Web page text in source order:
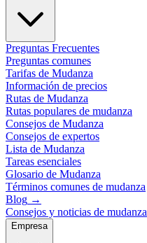
Preguntas Frecuentes
Preguntas comunes
Tarifas de Mudanza
Información de precios
Rutas de Mudanza
Rutas populares de mudanza
Consejos de Mudanza
Consejos de expertos
Lista de Mudanza
Tareas esenciales
Glosario de Mudanza
Términos comunes de mudanza
Blog →
Consejos y noticias de mudanza
Empresa